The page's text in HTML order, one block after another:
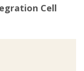
Cell